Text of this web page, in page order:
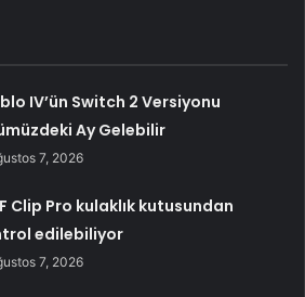
IV’ün Switch 2 Versiyonu
Ay Gelebilir
7, 2026
Clip Pro kulaklık kutusundan
edilebiliyor
7, 2026